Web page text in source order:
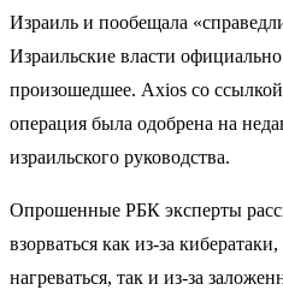
Израиль и пообещала
Израильские власти
произошедшее. Axios со
операция была одобрена на
израильского руководства.
Опрошенные РБК эксперты
взорваться как из-за
нагреваться, так и из-за